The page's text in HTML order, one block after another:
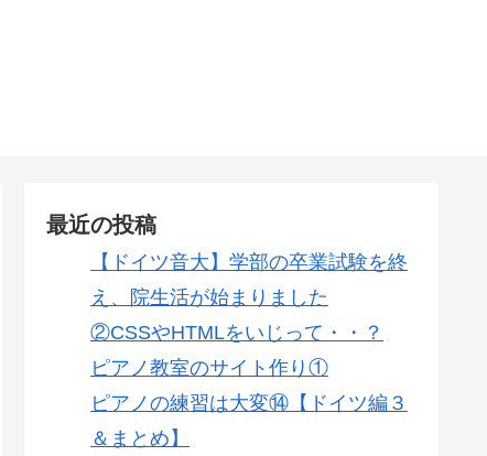
最近の投稿
【ドイツ音大】学部の卒業試験を終
え、院生活が始まりました
②CSSやHTMLをいじって・・？
ピアノ教室のサイト作り①
ピアノの練習は大変⑭【ドイツ編３
＆まとめ】